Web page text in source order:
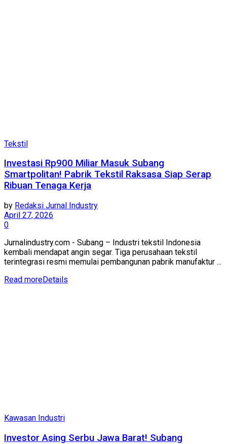
Tekstil
Investasi Rp900 Miliar Masuk Subang
Smartpolitan! Pabrik Tekstil Raksasa Siap Serap
Ribuan Tenaga Kerja
by Redaksi Jurnal Industry
April 27, 2026
0
Jurnalindustry.com - Subang – Industri tekstil Indonesia
kembali mendapat angin segar. Tiga perusahaan tekstil
terintegrasi resmi memulai pembangunan pabrik manufaktur ...
Read moreDetails
Kawasan Industri
Investor Asing Serbu Jawa Barat! Subang